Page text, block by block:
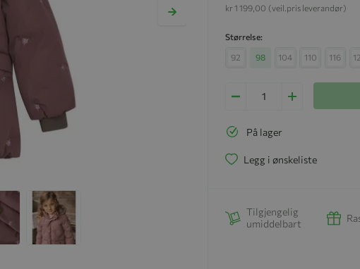
(veil.pris leverandør)
kr 1 199,00
Størrelse
92 98 104 110 116
På lager
Legg i ønskeliste
Tilgjengelig
umiddelbart